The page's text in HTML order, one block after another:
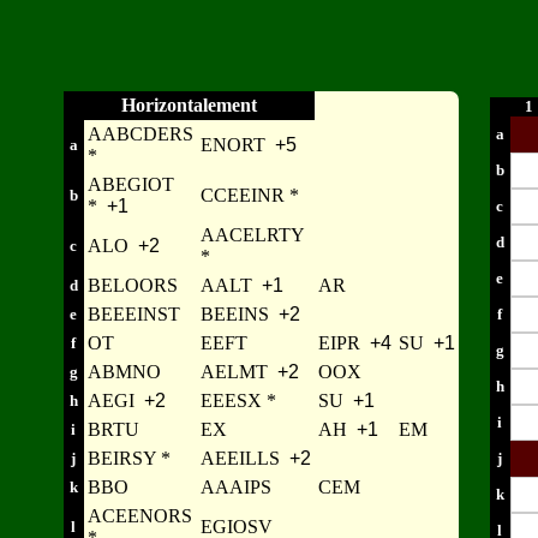
Horizontalement
a
AABCDERS
*
ENORT +5
b
ABEGIOT
* +1
CCEEINR *
c ALO +2
AACELRTY
*
d BELOORS AALT +1 AR
e BEEEINST BEEINS +2
f OT EEFT EIPR +4 SU +1
g ABMNO AELMT +2 OOX
h AEGI +2 EEESX * SU +1
i BRTU EX AH +1 EM
j BEIRSY * AEEILLS +2
k BBO AAAIPS CEM
l
ACEENORS
EGIOSV
1
a
b
c
d
e
f
g
h
i
j
k
l